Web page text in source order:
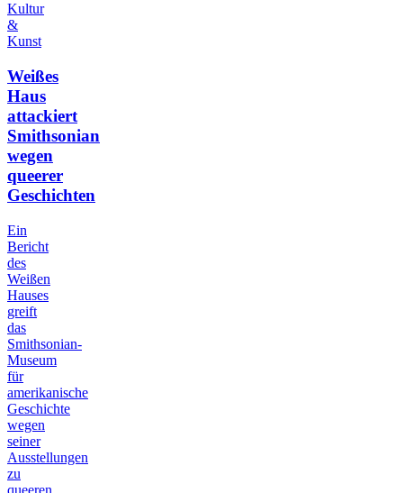
Kultur
&
Kunst
Weißes
Haus
attackiert
Smithsonian
wegen
queerer
Geschichten
Ein
Bericht
des
Weißen
Hauses
greift
das
Smithsonian-
Museum
für
amerikanische
Geschichte
wegen
seiner
Ausstellungen
zu
queeren